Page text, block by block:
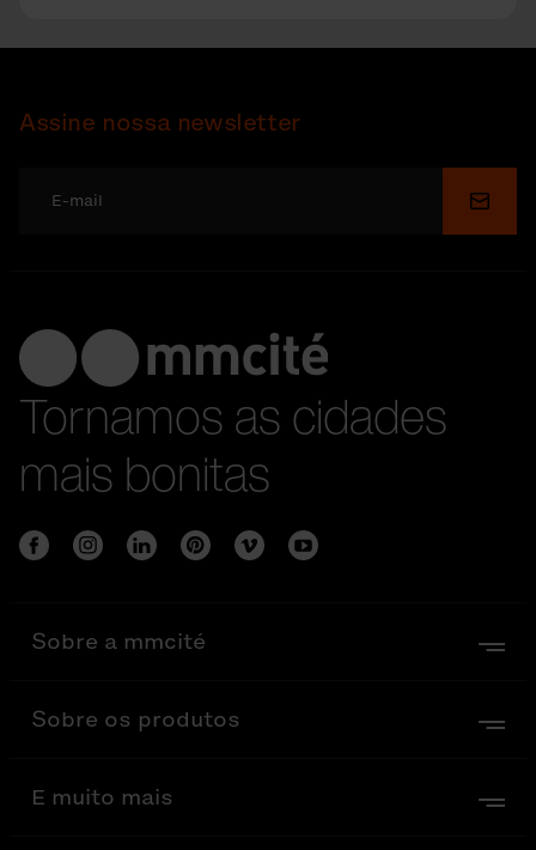
Assine nossa newsletter
Enviar
Tornamos as cidades
mais bonitas
Sobre a mmcité
Sobre os produtos
E muito mais